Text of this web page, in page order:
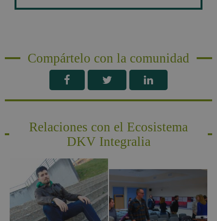
Compártelo con la comunidad
Relaciones con el Ecosistema
DKV Integralia